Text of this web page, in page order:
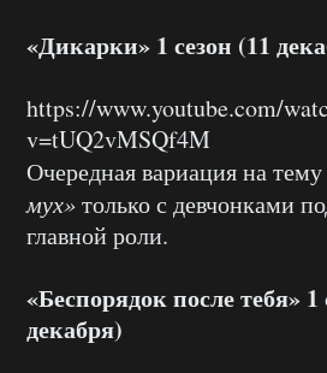
«Дикарки» 1 сезон (11
https://www.youtube.com/
v=tUQ2vMSQf4M
Очередная вариация на тему
мух»только с девчонками
главной роли.
«Беспорядок после тебя» 1
декабря)